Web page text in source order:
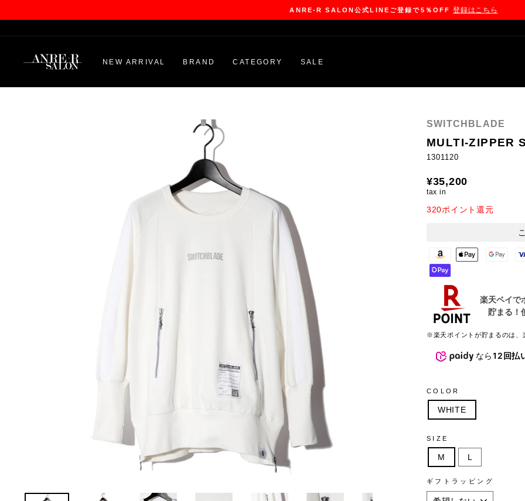
Pause
ANRE-R SALON公式LINEご登録で5％OFF 登録はこちら
NEW ARRIVAL BRAND CATEGORY SALE
SWITCHBLADE
MULTI-ZIPPER
1301120
Regular
price
¥35,200
tax in
320ポイント還元
※楽天ポイントが貯まるのは、
なら12回払
COLOR
WHITE
SIZE
M L
ギフトラッピング